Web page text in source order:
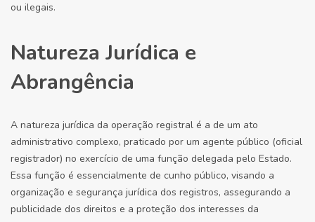
ou ilegais.
Natureza Jurídica e
Abrangência
A natureza jurídica da operação registral é a de um ato
administrativo complexo, praticado por um agente público (oficial
registrador) no exercício de uma função delegada pelo Estado.
Essa função é essencialmente de cunho público, visando a
organização e segurança jurídica dos registros, assegurando a
publicidade dos direitos e a proteção dos interesses da